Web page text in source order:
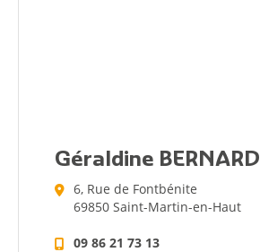
Géraldine BERNARD
6, Rue de Fontbénite
69850 Saint-Martin-en-Haut
09 86 21 73 13